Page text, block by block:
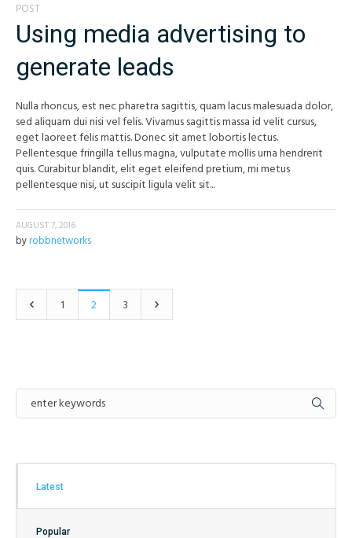
POST
Using media advertising to
generate leads
Nulla rhoncus, est nec pharetra sagittis, quam lacus malesuada dolor,
sed aliquam dui nisi vel felis. Vivamus sagittis massa id velit cursus,
eget laoreet felis mattis. Donec sit amet lobortis lectus.
Pellentesque fringilla tellus magna, vulputate mollis urna hendrerit
quis. Curabitur blandit, elit eget eleifend pretium, mi metus
pellentesque nisi, ut suscipit ligula velit sit...
AUGUST 7, 2016
byrobbnetworks
1 2 3
Latest
Popular